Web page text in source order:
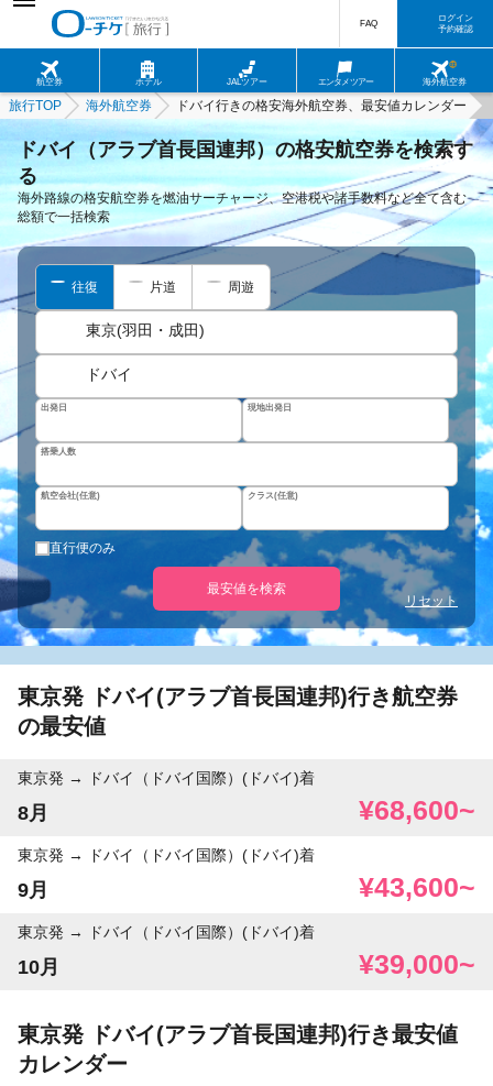
航空券 ホテル JALツアー エンタメツアー 海外航空券
FAQ
ログイン
予約確認
旅行TOP 海外航空券 ドバイ行きの格安海外航空券、最安値カレンダー
ドバイ（アラブ首長国連邦）の格安航空券を検索す
る
海外路線の格安航空券を燃油サーチャージ、空港税や諸手数料など全て含む
総額で一括検索
往復 片道 周遊
東京(羽田・成田)
ドバイ
出発日 現地出発日
搭乗人数
航空会社(任意) クラス(任意)
直行便のみ
最安値を検索
リセット
東京発 ドバイ(アラブ首長国連邦)行き航空券
の最安値
東京発 ドバイ（ドバイ国際）(ドバイ)着
8月 ¥68,600~
東京発 ドバイ（ドバイ国際）(ドバイ)着
9月 ¥43,600~
東京発 ドバイ（ドバイ国際）(ドバイ)着
10月 ¥39,000~
東京発 ドバイ(アラブ首長国連邦)行き最安値
カレンダー